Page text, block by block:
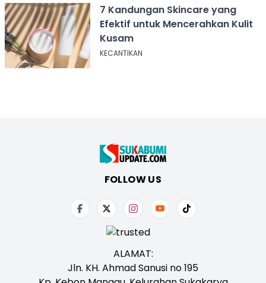
7 Kandungan Skincare yang
Efektif untuk Mencerahkan Kulit
Kusam
KECANTIKAN
FOLLOW US
ALAMAT:
Jln. KH. Ahmad Sanusi no 195